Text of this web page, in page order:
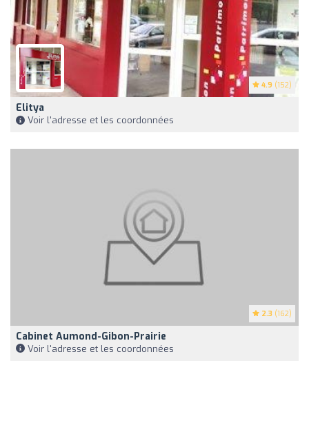
4.9 (152)
Elitya
Voir l'adresse et les coordonnées
2.3 (162)
Cabinet Aumond-Gibon-Prairie
Voir l'adresse et les coordonnées